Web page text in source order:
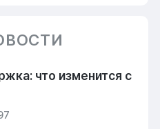
что изменится с